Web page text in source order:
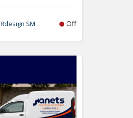
Rdesign SM Off